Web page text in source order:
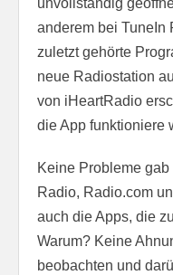
unvollständig
anderem bei TuneIn
zuletzt gehörte
neue Radiostation
von iHeartRadio
die App funktioniere
Keine Probleme
Radio, Radio.com
auch die Apps, die
Warum? Keine
beobachten und